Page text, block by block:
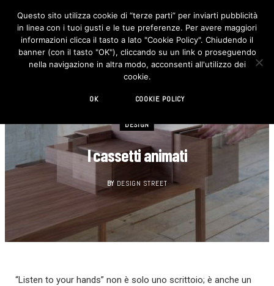
F
c
e
b
o
I
n
s
t
DESIGN
I cassetti animati
BY DESIGN STREET
“Listen to your hands” non è solo uno scrittoio; è anche un
Questo sito utilizza cookie di “terze parti” per inviarti pubblicità
in linea con i tuoi gusti e le tue preferenze. Per avere maggiori
informazioni clicca il tasto a lato "Cookie Policy". Chiudendo il
banner (con il tasto "OK"), cliccando su un link o proseguendo
nella navigazione in altra modo, acconsenti all'utilizzo dei
cookie.
OK COOKIE POLICY